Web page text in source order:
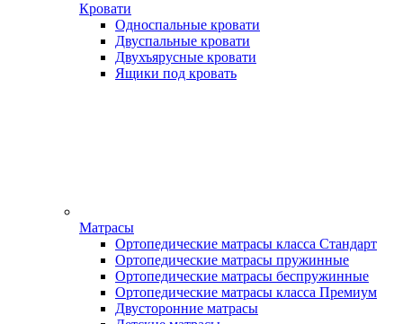
Кровати
Односпальные кровати
Двуспальные кровати
Двухъярусные кровати
Ящики под кровать
Матрасы
Ортопедические матрасы класса Стандарт
Ортопедические матрасы пружинные
Ортопедические матрасы беспружинные
Ортопедические матрасы класса Премиум
Двусторонние матрасы